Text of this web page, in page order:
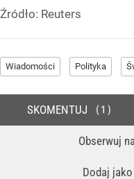
Źródło: Reuters
Wiadomości Polityka
Obserwuj
Dodaj jako
SKOMENTUJ 1